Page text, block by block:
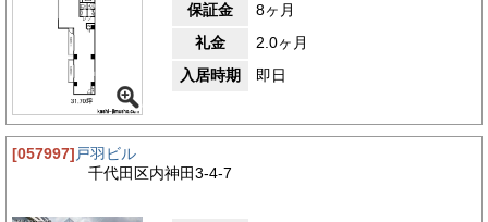
保証金
8ヶ月
礼金
2.0ヶ月
入居時期
即日
[057997] 戸羽ビル
千代田区内神田3-4-7